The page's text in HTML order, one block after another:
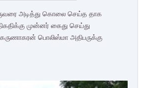
அடித்து கொலை செய்த தாக
முன்னர் கைது செய்து
பொலிஸ்மா அதிபருக்கு